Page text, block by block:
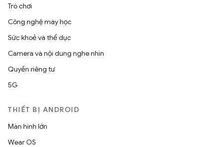
Trò chơi
Công nghệ máy học
Sức khoẻ và thể dục
Camera và nội dung nghe nhìn
Quyền riêng tư
5G
THIẾT BỊ ANDROID
Màn hình lớn
Wear OS